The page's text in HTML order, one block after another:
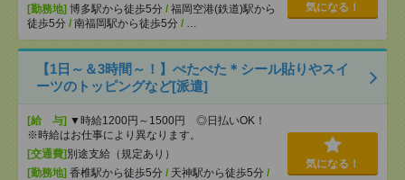
[勤務地] 博多駅から徒歩5分 / 福岡空港(鉄道)駅から
徒歩5分 / 南福岡駅から徒歩5分 / …
気になる！
【1日～＆3時間～！】ぺたぺた＊シール貼りやスイ
ーツのトッピングなど[派遣]
[給 与] ▼時給1200円～1500円 ◎日払いOK！
※時給はお仕事により異なります。
[交通費] 別途支給（規定あり）
[勤務地] 香椎駅から徒歩5分 / 天神駅から徒歩5分 /
気になる！